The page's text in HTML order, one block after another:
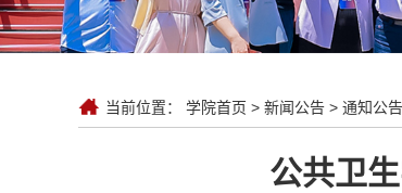
当前位置： 学院首页 > 新闻公告 > 通知公告
公共卫